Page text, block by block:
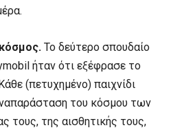
Το δεύτερο σπουδαίο
ήταν ότι εξέφρασε το
(πετυχημένο) παιχνίδι
του κόσμου των
τους, της αισθητικής τους,